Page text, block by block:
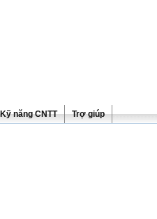
Kỹ năng CNTT Trợ giúp